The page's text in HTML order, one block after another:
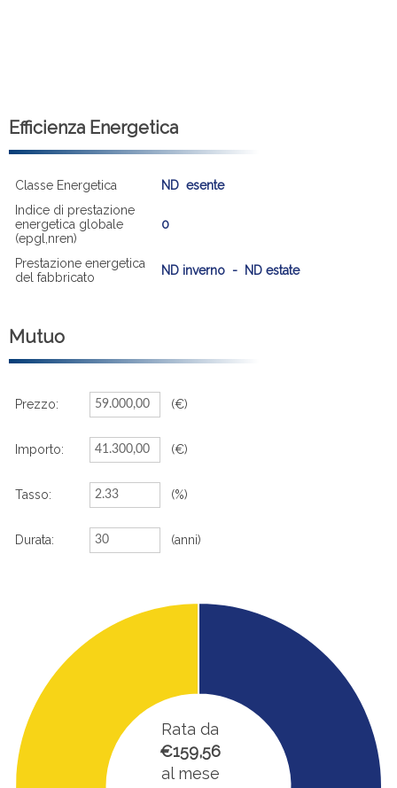
Efficienza Energetica
Classe Energetica
ND esente
Indice di prestazione
energetica globale
(epgl,nren)
0
Prestazione energetica
del fabbricato
ND inverno - ND estate
Mutuo
Prezzo: (€)
Importo: (€)
Tasso: (%)
Durata: (anni)
Rata da
€159,56
al mese